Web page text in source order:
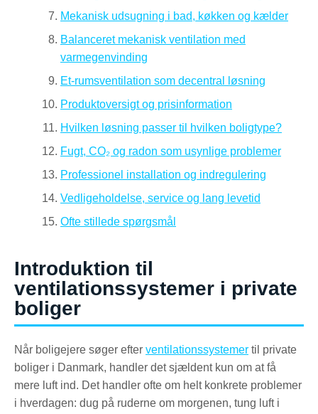
Mekanisk udsugning i bad, køkken og kælder
Balanceret mekanisk ventilation med
varmegenvinding
Et-rumsventilation som decentral løsning
Produktoversigt og prisinformation
Hvilken løsning passer til hvilken boligtype?
Fugt, CO₂ og radon som usynlige problemer
Professionel installation og indregulering
Vedligeholdelse, service og lang levetid
Ofte stillede spørgsmål
Introduktion til
ventilationssystemer i private
boliger
Når boligejere søger efter ventilationssystemer til private
boliger i Danmark, handler det sjældent kun om at få
mere luft ind. Det handler ofte om helt konkrete problemer
i hverdagen: dug på ruderne om morgenen, tung luft i